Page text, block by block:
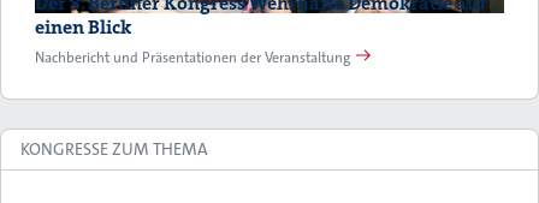
einen Blick
Nachbericht und Präsentationen der Veranstaltung
KONGRESSE ZUM THEMA